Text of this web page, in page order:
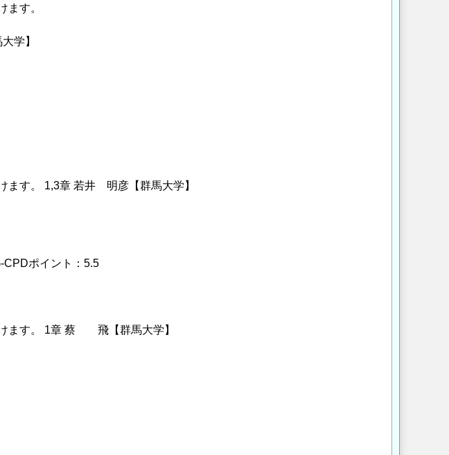
ます。
学】
ます。 1,3章 若井 明彦【群馬大学】
ポイント：5.5
けます。 1章 蔡 飛【群馬大学】